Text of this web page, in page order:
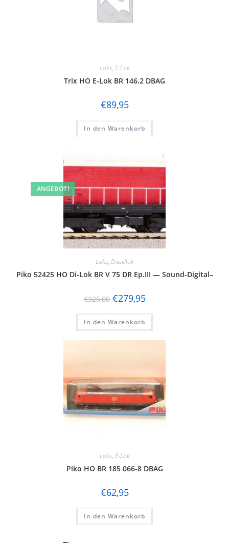
Loks, E-Lok
Trix HO E-Lok BR 146.2 DBAG
€89,95
In den Warenkorb
ANGEBOT!
Loks, Diesellok
Piko 52425 HO Di-Lok BR V 75 DR Ep.III — Sound-Digital–
€325,00 €279,95
In den Warenkorb
Loks, E-Lok
Piko HO BR 185 066-8 DBAG
€62,95
In den Warenkorb